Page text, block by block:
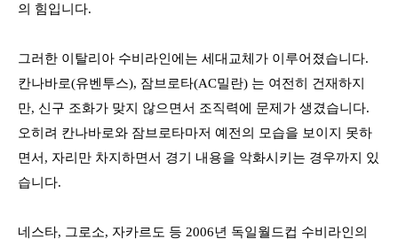
의 힘입니다.
그러한 이탈리아 수비라인에는 세대교체가 이루어졌습니다.
칸나바로(유벤투스), 잠브로타(AC밀란) 는 여전히 건재하지
만, 신구 조화가 맞지 않으면서 조직력에 문제가 생겼습니다.
오히려 칸나바로와 잠브로타마저 예전의 모습을 보이지 못하
면서 , 자리만 차지하면서 경기 내용을 악화시키는 경우까지 있
습니다.
네스타, 그로소, 자카르도 등 2006년 독일월드컵 수비라인의